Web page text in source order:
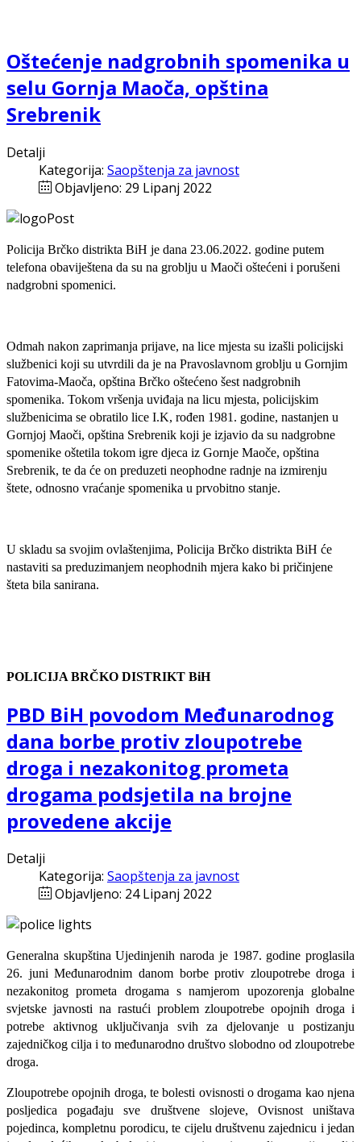
Oštećenje nadgrobnih spomenika u
selu Gornja Maoča, opština
Srebrenik
Detalji
Kategorija: Saopštenja za javnost
Objavljeno: 29 Lipanj 2022
Policija Brčko distrikta BiH je dana 23.06.2022. godine putem
telefona obaviještena da su na groblju u Maoči oštećeni i porušeni
nadgrobni spomenici.
Odmah nakon zaprimanja prijave, na lice mjesta su izašli policijski
službenici koji su utvrdili da je na Pravoslavnom groblju u Gornjim
Fatovima-Maoča, opština Brčko oštećeno šest nadgrobnih
spomenika. Tokom vršenja uviđaja na licu mjesta, policijskim
službenicima se obratilo lice I.K, rođen 1981. godine, nastanjen u
Gornjoj Maoči, opština Srebrenik koji je izjavio da su nadgrobne
spomenike oštetila tokom igre djeca iz Gornje Maoče, opština
Srebrenik, te da će on preduzeti neophodne radnje na izmirenju
štete, odnosno vraćanje spomenika u prvobitno stanje.
U skladu sa svojim ovlaštenjima, Policija Brčko distrikta BiH će
nastaviti sa preduzimanjem neophodnih mjera kako bi pričinjene
šteta bila sanirana.
POLICIJA BRČKO DISTRIKT BiH
PBD BiH povodom Međunarodnog
dana borbe protiv zloupotrebe
droga i nezakonitog prometa
drogama podsjetila na brojne
provedene akcije
Detalji
Kategorija: Saopštenja za javnost
Objavljeno: 24 Lipanj 2022
Generalna skupština Ujedinjenih naroda je 1987. godine proglasila
26. juni Međunarodnim danom borbe protiv zloupotrebe droga i
nezakonitog prometa drogama s namjerom upozorenja globalne
svjetske javnosti na rastući problem zloupotrebe opojnih droga i
potrebe aktivnog uključivanja svih za djelovanje u postizanju
zajedničkog cilja i to međunarodno društvo slobodno od zloupotrebe
droga.
Zloupotrebe opojnih droga, te bolesti ovisnosti o drogama kao njena
posljedica pogađaju sve društvene slojeve, Ovisnost uništava
pojedinca, kompletnu porodicu, te cijelu društvenu zajednicu i jedan